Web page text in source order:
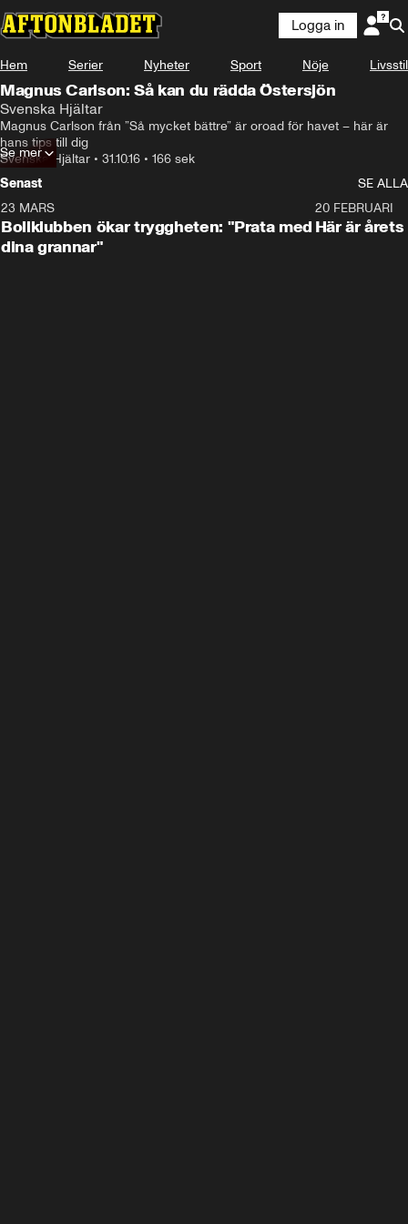
Logga in
Hem Serier Nyheter Sport Nöje Livsstil
Magnus Carlson: Så kan du rädda Östersjön
Svenska Hjältar
Magnus Carlson från ”Så mycket bättre” är oroad för havet – här är
hans tips till dig
Svenska Hjältar • 31.10.16 • 166 sek
Se mer
Senast
SE ALLA
23 MARS
Bollklubben ökar tryggheten: "Prata med
dina grannar"
20 FEBRUARI
Här är